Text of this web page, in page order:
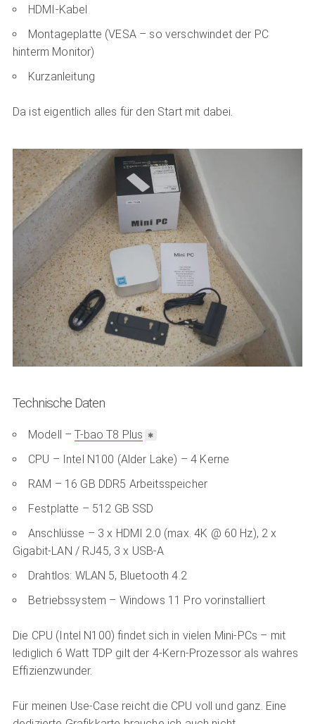
HDMI-Kabel
Montageplatte (VESA – so verschwindet der PC
hinterm Monitor)
Kurzanleitung
Da ist eigentlich alles für den Start mit dabei.
Technische Daten
Modell –T-bao T8 Plus
CPU – Intel N100 (Alder Lake) – 4 Kerne
RAM – 16 GB DDR5 Arbeitsspeicher
Festplatte – 512 GB SSD
Anschlüsse – 3 x HDMI 2.0 (max. 4K @ 60 Hz), 2 x
Gigabit-LAN / RJ45, 3 x USB-A
Drahtlos: WLAN 5, Bluetooth 4.2
Betriebssystem – Windows 11 Pro vorinstalliert
Die CPU (Intel N100) findet sich in vielen Mini-PCs – mit
lediglich 6 Watt TDP gilt der 4-Kern-Prozessor als wahres
Effizienzwunder.
Für meinen Use-Case reicht die CPU voll und ganz. Eine